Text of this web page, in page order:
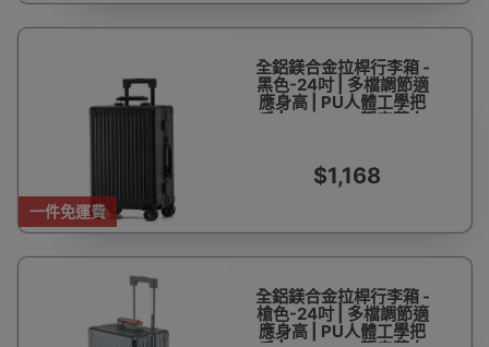
一件免運費
全鋁鎂合金拉桿行李箱 -
黑色-24吋 | 多檔調節適
應身高 | PU人體工學把
手 | 360°TPE靜音萬向
$1,168
全鋁鎂合金拉桿行李箱 -
槍色-24吋 | 多檔調節適
應身高 | PU人體工學把